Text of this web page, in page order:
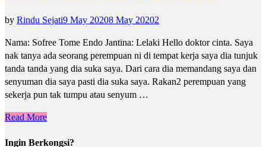
by Rindu Sejati9 May 20208 May 20202
Nama: Sofree Tome Endo Jantina: Lelaki Hello doktor cinta. Saya
nak tanya ada seorang perempuan ni di tempat kerja saya dia tunjuk
tanda tanda yang dia suka saya. Dari cara dia memandang saya dan
senyuman dia saya pasti dia suka saya. Rakan2 perempuan yang
sekerja pun tak tumpu atau senyum …
Read More
Ingin Berkongsi?